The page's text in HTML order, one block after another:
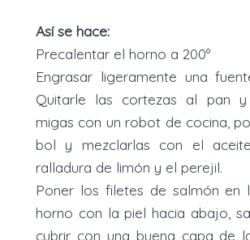
Así se hace:
Precalentar el horno a 200º
Engrasar ligeramente una
Quitarle las cortezas al pan
migas con un robot de cocina,
bol y mezclarlas con el
ralladura de limón y el perejil.
Poner los filetes de salmón en
horno con la piel hacia abajo,
cubrir con una buena capa de